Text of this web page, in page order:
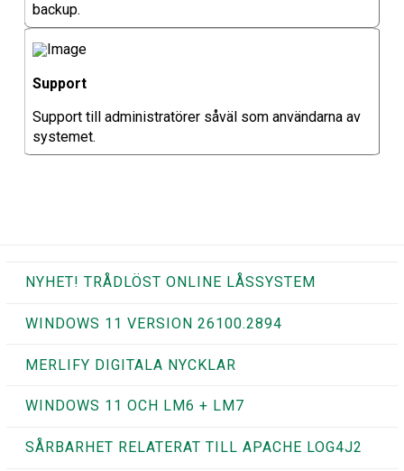
backup.
Support
Support till administratörer såväl som användarna av
systemet.
NYHET! TRÅDLÖST ONLINE LÅSSYSTEM
WINDOWS 11 VERSION 26100.2894
MERLIFY DIGITALA NYCKLAR
WINDOWS 11 OCH LM6 + LM7
SÅRBARHET RELATERAT TILL APACHE LOG4J2